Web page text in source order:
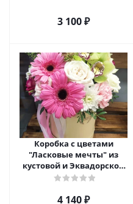
3 100₽
Коробка с цветами
"Ласковые мечты" из
кустовой и Эквадорской
розы, орхидеи и гербер
4 140₽